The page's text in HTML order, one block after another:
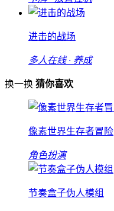
进击的战场
多人在线 · 养成
换一换 猜你喜欢
像素世界生存者冒险
角色扮演
节奏盒子伪人模组